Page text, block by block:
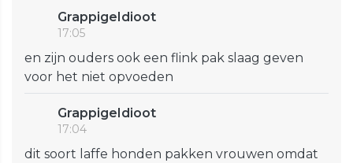
GrappigeIdioot
17:05
en zijn ouders ook een flink pak slaag geven
voor het niet opvoeden
GrappigeIdioot
17:04
dit soort laffe honden pakken vrouwen omdat